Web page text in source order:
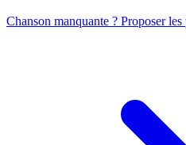
Chanson manquante ? Proposer les